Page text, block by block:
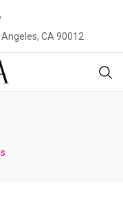
CA 90012